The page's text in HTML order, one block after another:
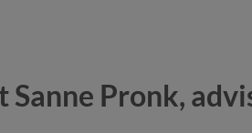
Sanne Pronk,